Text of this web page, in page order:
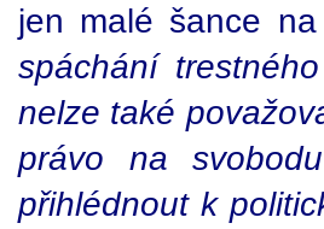
jen malé šance na
spáchání
nelze také
právo na
přihlédnout k